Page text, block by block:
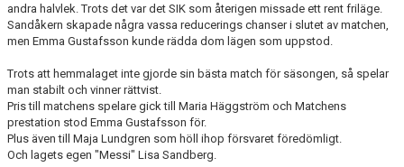
andra halvlek. Trots det var det SIK som återigen missade ett rent friläge.
Sandåkern skapade några vassa reducerings chanser i slutet av matchen,
men Emma Gustafsson kunde rädda dom lägen som uppstod.
Trots att hemmalaget inte gjorde sin bästa match för säsongen, så spelar
man stabilt och vinner rättvist.
Pris till matchens spelare gick till Maria Häggström och Matchens
prestation stod Emma Gustafsson för.
Plus även till Maja Lundgren som höll ihop försvaret föredömligt.
Och lagets egen "Messi" Lisa Sandberg.